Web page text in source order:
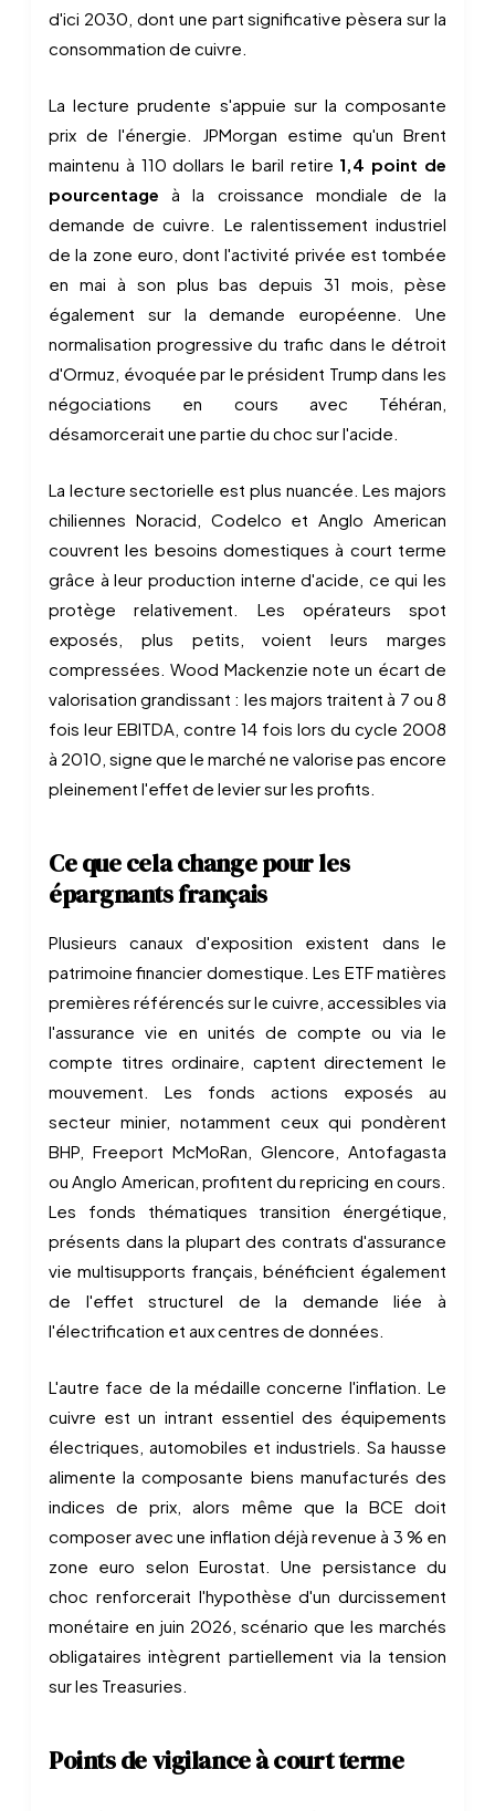
d'ici 2030, dont une part significative pèsera sur la
consommation de cuivre.
La lecture prudente s'appuie sur la composante
prix de l'énergie. JPMorgan estime qu'un Brent
maintenu à 110 dollars le baril retire 1,4 point de
pourcentage à la croissance mondiale de la
demande de cuivre. Le ralentissement industriel
de la zone euro, dont l'activité privée est tombée
en mai à son plus bas depuis 31 mois, pèse
également sur la demande européenne. Une
normalisation progressive du trafic dans le détroit
d'Ormuz, évoquée par le président Trump dans les
négociations en cours avec Téhéran,
désamorcerait une partie du choc sur l'acide.
La lecture sectorielle est plus nuancée. Les majors
chiliennes Noracid, Codelco et Anglo American
couvrent les besoins domestiques à court terme
grâce à leur production interne d'acide, ce qui les
protège relativement. Les opérateurs spot
exposés, plus petits, voient leurs marges
compressées. Wood Mackenzie note un écart de
valorisation grandissant : les majors traitent à 7 ou 8
fois leur EBITDA, contre 14 fois lors du cycle 2008
à 2010, signe que le marché ne valorise pas encore
pleinement l'effet de levier sur les profits.
Ce que cela change pour les
épargnants français
Plusieurs canaux d'exposition existent dans le
patrimoine financier domestique. Les ETF matières
premières référencés sur le cuivre, accessibles via
l'assurance vie en unités de compte ou via le
compte titres ordinaire, captent directement le
mouvement. Les fonds actions exposés au
secteur minier, notamment ceux qui pondèrent
BHP, Freeport McMoRan, Glencore, Antofagasta
ou Anglo American, profitent du repricing en cours.
Les fonds thématiques transition énergétique,
présents dans la plupart des contrats d'assurance
vie multisupports français, bénéficient également
de l'effet structurel de la demande liée à
l'électrification et aux centres de données.
L'autre face de la médaille concerne l'inflation. Le
cuivre est un intrant essentiel des équipements
électriques, automobiles et industriels. Sa hausse
alimente la composante biens manufacturés des
indices de prix, alors même que la BCE doit
composer avec une inflation déjà revenue à 3 % en
zone euro selon Eurostat. Une persistance du
choc renforcerait l'hypothèse d'un durcissement
monétaire en juin 2026, scénario que les marchés
obligataires intègrent partiellement via la tension
sur les Treasuries.
Points de vigilance à court terme